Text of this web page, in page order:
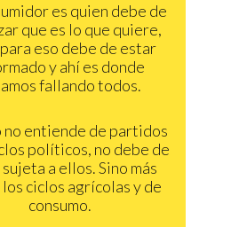
es quien debe de
que es lo que quiere,
eso debe de estar
y ahí es donde
fallando todos.
no entiende de partidos
políticos, no debe de
a ellos. Sino más
los ciclos agrícolas y de
consumo.